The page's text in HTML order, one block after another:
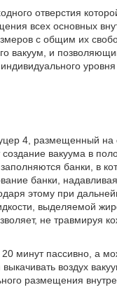
отверстия
всех основных
с общим их
вакуум, и
4, размещенный на
вакуума в
банки, в
банки,
этому при
выделяемой
не травмируя
минут пассивно, а
воздух
размещения